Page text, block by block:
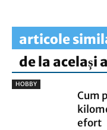
articole
de la același
HOBBY
Cum
efort